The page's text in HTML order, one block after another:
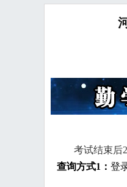
考试结束后
查询方式1： 登